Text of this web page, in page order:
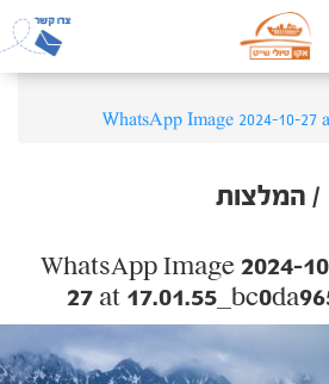
WhatsApp Image 2024-10-27
/ המלצות
WhatsApp Image 2024-
27 at